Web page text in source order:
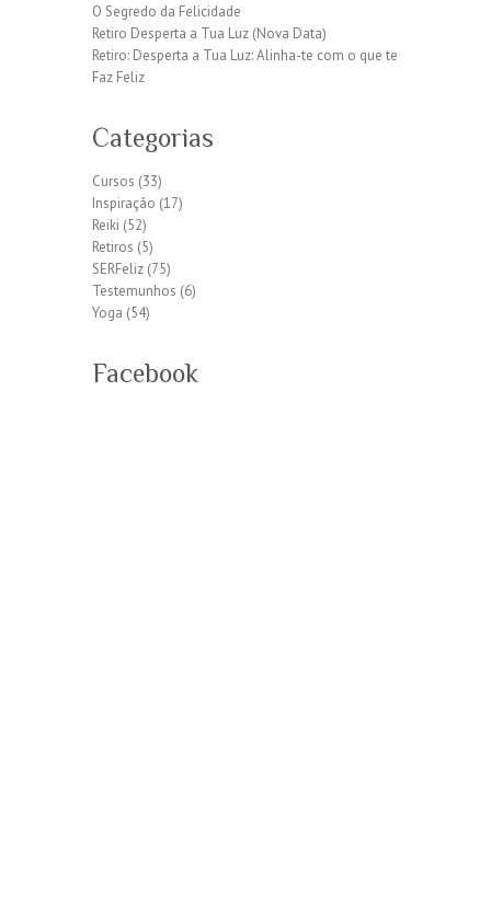
O Segredo da Felicidade
Retiro Desperta a Tua Luz (Nova Data)
Retiro: Desperta a Tua Luz: Alinha-te com o que te
Faz Feliz
Categorias
Cursos (33)
Inspiração (17)
Reiki (52)
Retiros (5)
SERFeliz (75)
Testemunhos (6)
Yoga (54)
Facebook